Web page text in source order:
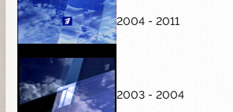
2004 - 2011
2003 - 2004